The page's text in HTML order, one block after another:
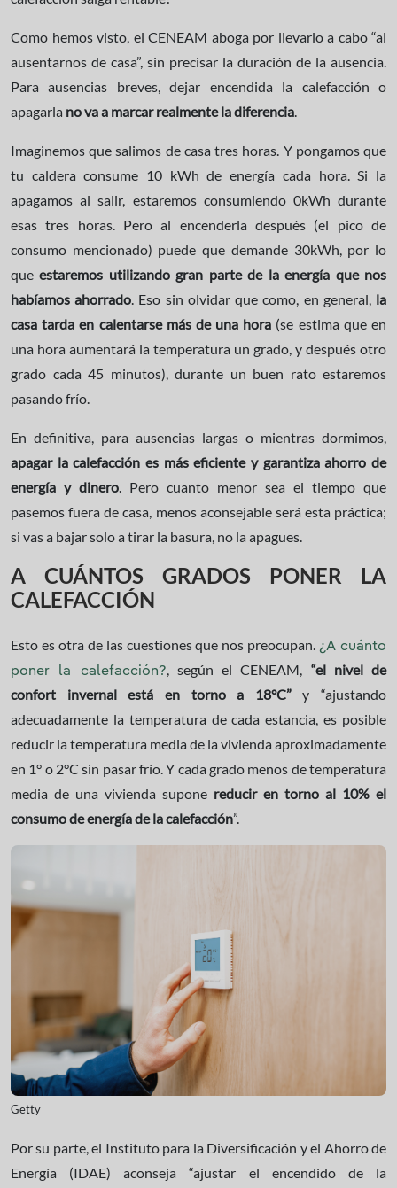
Como hemos visto, el CENEAM aboga por llevarlo a cabo “al
ausentarnos de casa”, sin precisar la duración de la ausencia.
Para ausencias breves, dejar encendida la calefacción o
apagarla no va a marcar realmente la diferencia.
Imaginemos que salimos de casa tres horas. Y pongamos que
tu caldera consume 10 kWh de energía cada hora. Si la
apagamos al salir, estaremos consumiendo 0kWh durante
esas tres horas. Pero al encenderla después (el pico de
consumo mencionado) puede que demande 30kWh, por lo
queestaremos utilizando gran parte de la energía que nos
habíamos ahorrado. Eso sin olvidar que como, en general, la
casa tarda en calentarse más de una hora (se estima que en
una hora aumentará la temperatura un grado, y después otro
grado cada 45 minutos), durante un buen rato estaremos
pasando frío.
En definitiva, para ausencias largas o mientras dormimos,
apagar la calefacción es más eficiente y garantiza ahorro de
energía y dinero. Pero cuanto menor sea el tiempo que
pasemos fuera de casa, menos aconsejable será esta práctica;
si vas a bajar solo a tirar la basura, no la apagues.
A CUÁNTOS GRADOS PONER LA
CALEFACCIÓN
Esto es otra de las cuestiones que nos preocupan. ¿A cuánto
poner la calefacción?, según el CENEAM, “el nivel de
confort invernal está en torno a 18°C”y “ajustando
adecuadamente la temperatura de cada estancia, es posible
reducir la temperatura media de la vivienda aproximadamente
en 1° o 2°C sin pasar frío. Y cada grado menos de temperatura
media de una vivienda supone reducir en torno al 10% el
consumo de energía de la calefacción”.
Getty
Por su parte, el Instituto para la Diversificación y el Ahorro de
Energía (IDAE) aconseja “ajustar el encendido de la